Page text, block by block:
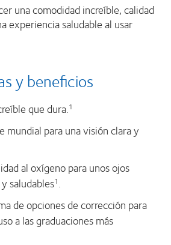
una comodidad increíble, calidad
experiencia saludable al usar
y beneficios
que dura.1
mundial para una visión clara y
al oxígeno para unos ojos
saludables1.
de opciones de corrección para
a las graduaciones más